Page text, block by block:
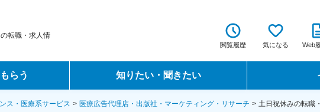
転職・求人情
閲覧履歴 気になる Web
らう 知りたい・聞きたい
転職ノウハウ 転職イベント・
ス・医療系サービス 医療広告代理店・出版社・マーケティング・リサーチ 土日祝休みの転職